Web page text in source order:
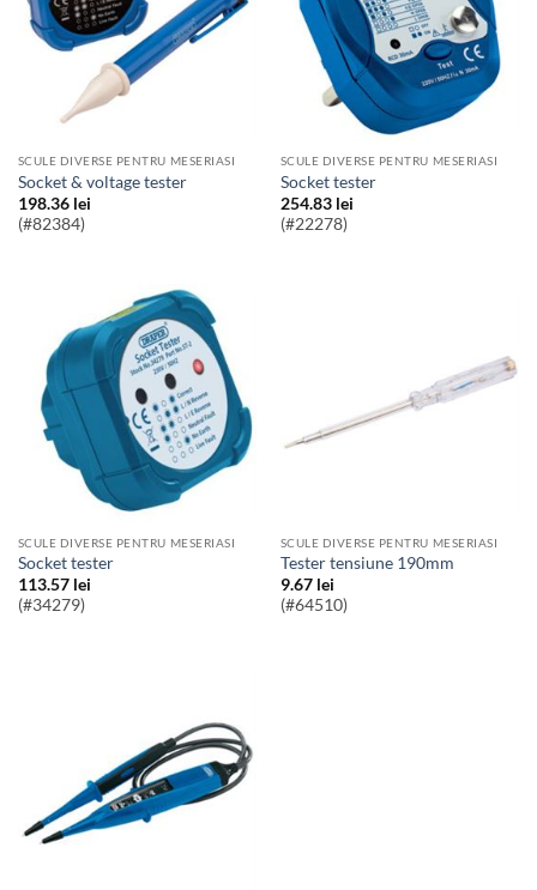
SCULE DIVERSE PENTRU MESERIASI
Socket & voltage tester
198.36 lei
(#82384)
SCULE DIVERSE PENTRU MESERIASI
socket tester
254.83 lei
(#22278)
SCULE DIVERSE PENTRU MESERIASI
socket tester
113.57 lei
(#34279)
SCULE DIVERSE PENTRU MESERIASI
Tester tensiune 190mm
9.67 lei
(#64510)